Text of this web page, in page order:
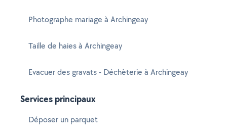
Photographe mariage à Archingeay
Taille de haies à Archingeay
Evacuer des gravats - Déchèterie à Archingeay
Services principaux
Déposer un parquet